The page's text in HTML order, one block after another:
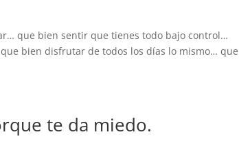
que bien sentir que tienes todo bajo control…
bien disfrutar de todos los días lo mismo… que
te da miedo.